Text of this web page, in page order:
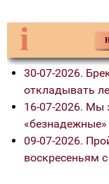
30-07-2026.
откладывать
16-07-2026. Мы
09-07-2026.
воскресеньям